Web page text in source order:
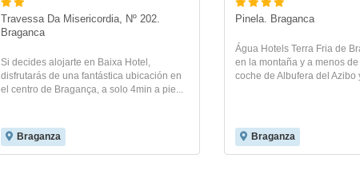
Travessa Da Misericordia, Nº 202.
Braganca
Si decides alojarte en Baixa Hotel,
disfrutarás de una fantástica ubicación en
el centro de Bragança, a solo 4min a pie...
Braganza
Pinela. Braganca
Água Hotels Terra Fria de
en la montaña y a menos
coche de Albufera del Azibo
Braganza